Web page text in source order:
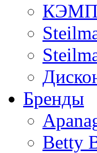
Бренды
Betty